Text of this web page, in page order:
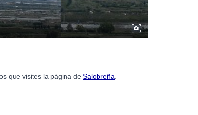
que visites la página de Salobreña